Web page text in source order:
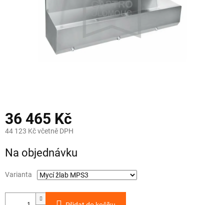
36 465 Kč
44 123 Kč včetně DPH
cena:
Na objednávku
Varianta